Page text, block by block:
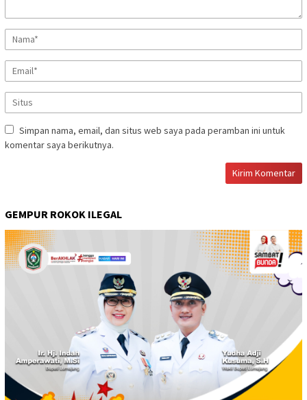
Simpan nama, email, dan situs web saya pada peramban ini untuk
komentar saya berikutnya.
GEMPUR ROKOK ILEGAL